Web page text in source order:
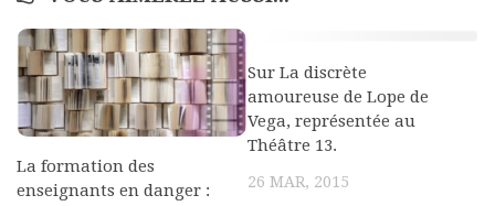
Actualités
Annonces
Minutes de Fred
Vous abonner / commander un numéro
Commander un numéro PDF
La formation des
enseignants en danger :
Sur La discrète
amoureuse de Lope de
Vega, représentée au
Théâtre 13.
26 MAR, 2015